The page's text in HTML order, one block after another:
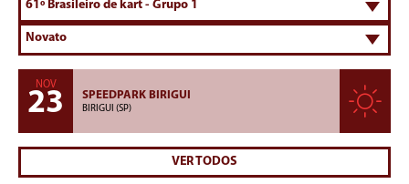
NOV
23 SPEEDPARK BIRIGUI
BIRIGUI (SP)
VER TODOS